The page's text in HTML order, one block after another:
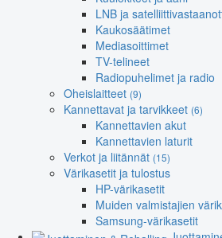
LNB ja
Kaukosäätimet
Mediasoittimet
TV-telineet
Radiopuhelimet ja radio
Oheislaitteet (9)
Kannettavat ja tarvikkeet (6)
Kannettavien akut
Kannettavien laturit
Verkot ja liitännät (15)
Värikasetit ja tulostus
HP-värikasetit
Muiden valmistajien
Samsung-värikasetit